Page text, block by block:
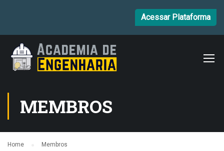
Acessar Plataforma
MEMBROS
Home Membros